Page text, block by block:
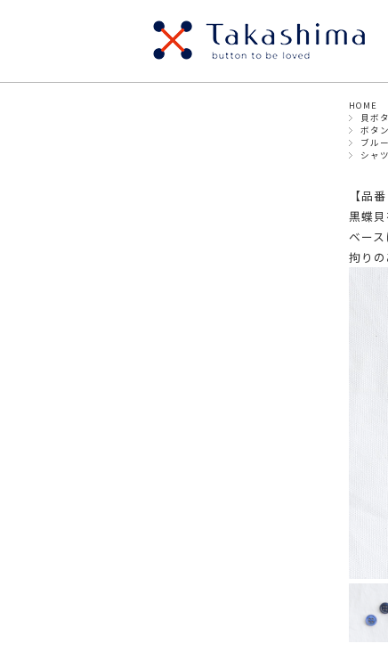
メ
ス
ナ
ジャ
HOME
貝ボ
ボタン
ブルー
シャツ
【品
黒蝶
ベー
拘り